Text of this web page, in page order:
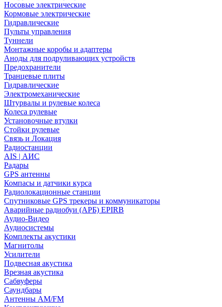
Носовые электрические
Кормовые электрические
Гидравлические
Пульты управления
Туннели
Монтажные коробы и адаптеры
Аноды для подруливающих устройств
Предохранители
Транцевые плиты
Гидравлические
Электромеханические
Штурвалы и рулевые колеса
Колеса рулевые
Установочные втулки
Стойки рулевые
Связь и Локация
Радиостанции
AIS | АИС
Радары
GPS антенны
Компасы и датчики курса
Радиолокационные станции
Спутниковые GPS трекеры и коммуникаторы
Аварийные радиобуи (АРБ) EPIRB
Аудио-Видео
Аудиосистемы
Комплекты акустики
Магнитолы
Усилители
Подвесная акустика
Врезная акустика
Сабвуферы
Саундбары
Антенны AM/FM